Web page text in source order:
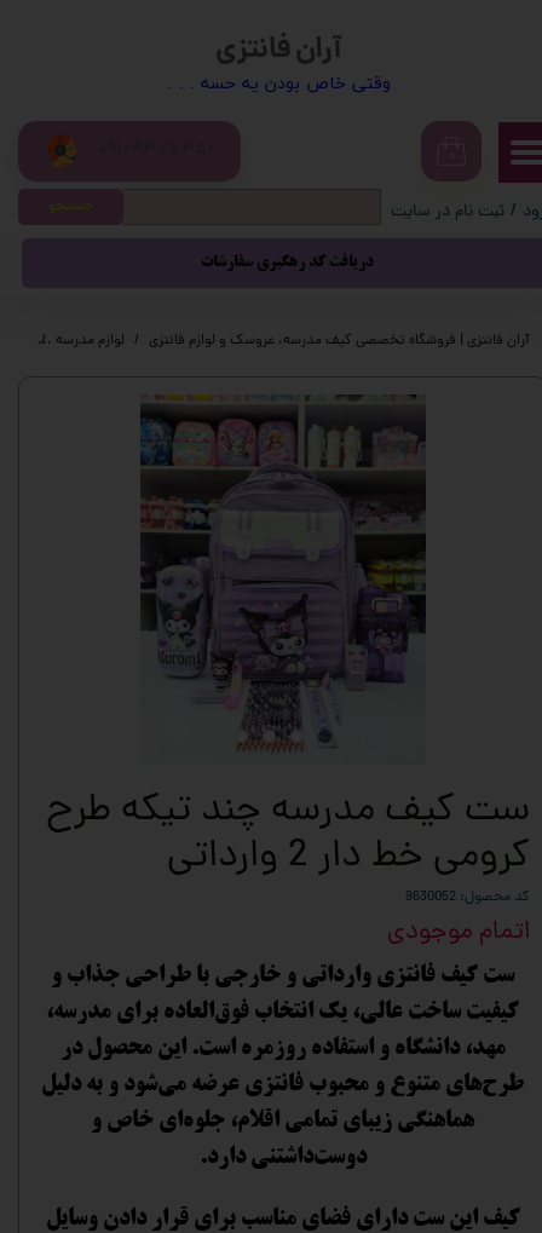
آران فانتزی
​​وقتی خاص بودن یه حسه . . .
/ ثبت نام در سایت
سفارشات
خروج از حساب کاربری
دریافت کد رهگیری سفارشات
جستجو
آران فانتزی | فروشگاه تخصصی کیف مدرسه، عروسک و لوازم فانتزی لوازم مدرسه
ست کیف مدرسه چند تیکه طرح
کرومی خط دار 2 وارداتی
کد محصول: 9630052
اتمام موجودی
ست کیف فانتزی وارداتی و خارجی با طراحی جذاب و
کیفیت ساخت عالی، یک انتخاب فوق‌العاده برای مدرسه،
مهد، دانشگاه و استفاده روزمره است. این محصول در
طرح‌های متنوع و محبوب فانتزی عرضه می‌شود و به دلیل
هماهنگی زیبای تمامی اقلام، جلوه‌ای خاص و
دوست‌داشتنی دارد.
کیف این ست دارای فضای مناسب برای قرار دادن وسایل